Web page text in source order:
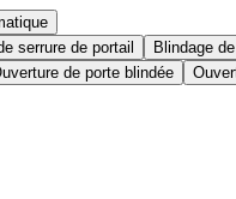
serrure de portail Blindage
de porte blindée